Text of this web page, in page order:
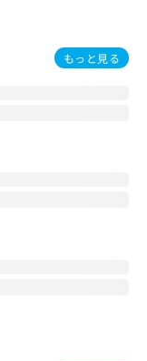
もっと見る